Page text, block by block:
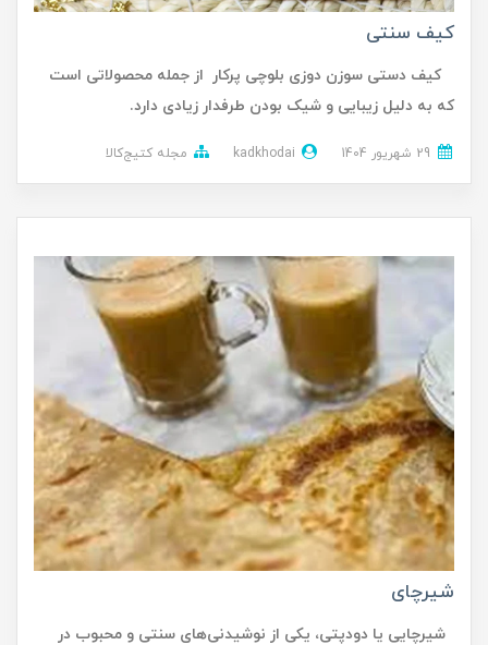
کیف سنتی
کیف دستی سوزن دوزی بلوچی پرکار از جمله محصولاتی است
که به دلیل زیبایی و شیک بودن طرفدار زیادی دارد.
kadkhodai مجله کتیج‌کالا
شیرچای
شیرچایی یا دودپتی، یکی از نوشیدنی‌های سنتی و محبوب در